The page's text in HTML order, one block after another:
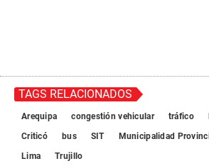
TAGS RELACIONADOS
Arequipa congestión vehicular tráfico
Criticó
bus SIT
Municipalidad
Lima
Trujillo